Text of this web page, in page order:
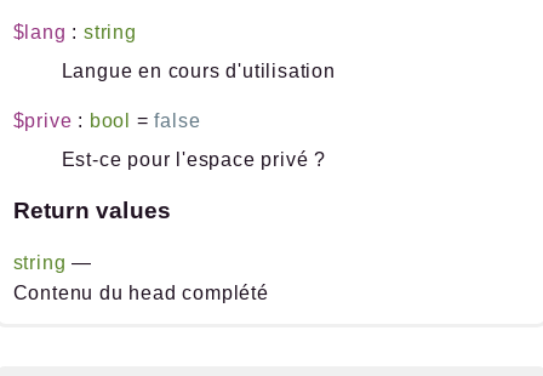
$lang :string
Langue en cours d'utilisation
$prive : bool =false
Est-ce pour l'espace privé ?
Return values
string —
Contenu du head complété